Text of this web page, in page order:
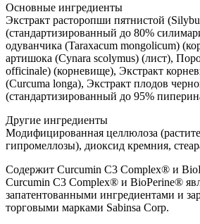
Основные ингредиенты
Экстракт расторопши пятнистой
(стандартизированный до 80%
одуванчика (Taraxacum mongolicum)
артишока (Cynara scolymus) (лист),
officinale) (корневище), Экстракт
(Curcuma longa), Экстракт плодов
(стандартизированный до 95%
Другие ингредиенты
Модифицированная целлюлоза
гипромеллозы), диоксид кремния,
Содержит Curcumin C3 Complex® и
Curcumin C3 Complex® и BioPerine®
запатентованными ингредиентами и
торговыми марками Sabinsa Corp.